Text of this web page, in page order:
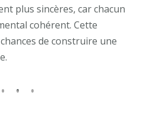
plus sincères, car chacun
cohérent. Cette
de construire une